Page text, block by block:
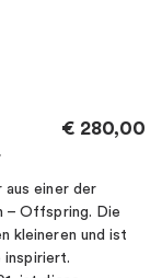
€ 280,00
aus einer der
– Offspring. Die
kleineren und ist
inspiriert.